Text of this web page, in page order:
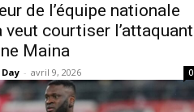
de l’équipe nationale
veut courtiser l’attaquant
Maina
- avril 9, 2026 0